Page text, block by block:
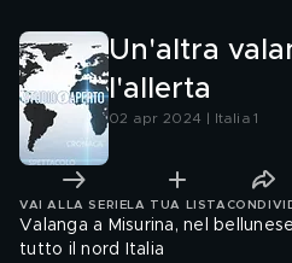
Un'altra
l'allerta
02 apr 2024 | Italia 1
VAI ALLA SERIE LA TUA LISTA
Valanga a Misurina, nel
tutto il nord Italia